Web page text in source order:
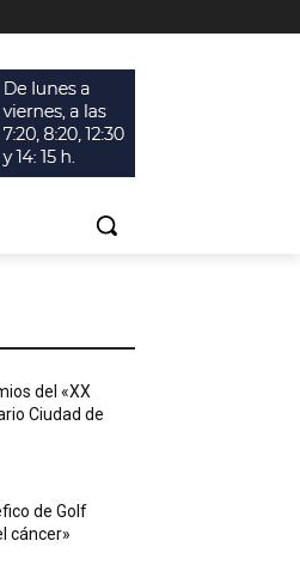
del «XX
Ciudad de
de Golf
cáncer»